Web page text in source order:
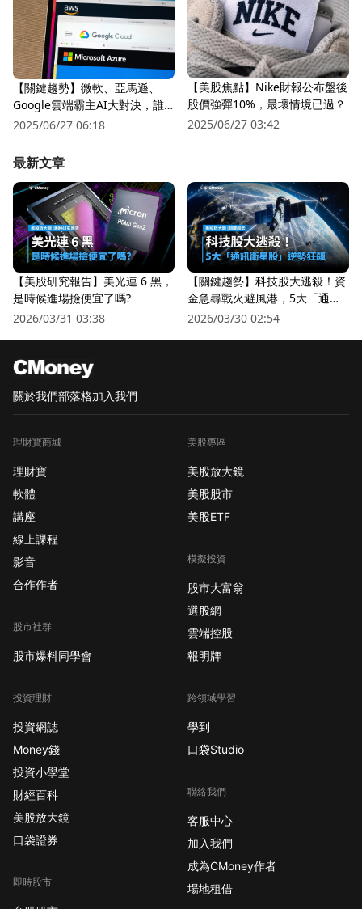
【關鍵趨勢】微軟、亞馬遜、
Google雲端霸主AI大對決，誰
更有投資價值？
2025/06/27 06:18
【美股焦點】Nike財報公布盤後
股價強彈10%，最壞情境已過？
2025/06/27 03:42
最新文章
【美股研究報告】美光連 6 黑，
是時候進場撿便宜了嗎?
2026/03/31 03:38
【關鍵趨勢】科技股大逃殺！資
金急尋戰火避風港，5大「通訊
衛星股」逆勢狂飆
2026/03/30 02:54
關於我們部落格加入我們
理財寶商城
理財寶
軟體
講座
線上課程
影音
合作作者
股市社群
股市爆料同學會
投資理財
投資網誌
Money錢
投資小學堂
財經百科
美股放大鏡
口袋證券
即時股市
美股專區
美股放大鏡
美股股市
美股ETF
模擬投資
股市大富翁
選股網
雲端控股
報明牌
跨領域學習
學到
口袋Studio
聯絡我們
客服中心
加入我們
成為CMoney作者
場地租借